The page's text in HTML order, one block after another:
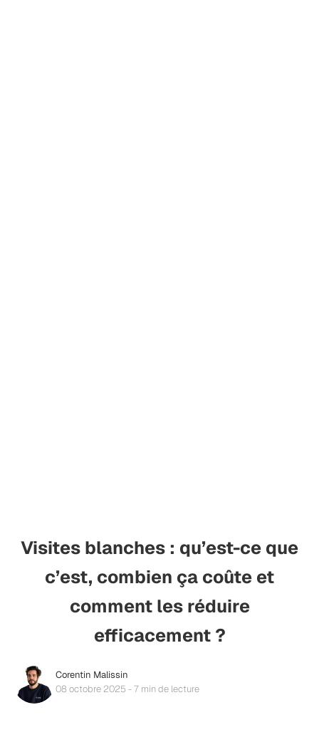
Visites blanches : qu’est-ce que
c’est, combien ça coûte et
comment les réduire
efficacement ?
Corentin Malissin
08 octobre 2025 - 7 min de lecture